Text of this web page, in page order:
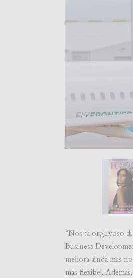
“Nos ta orguyoso
Business
mehora ainda mas
mas flexibel.